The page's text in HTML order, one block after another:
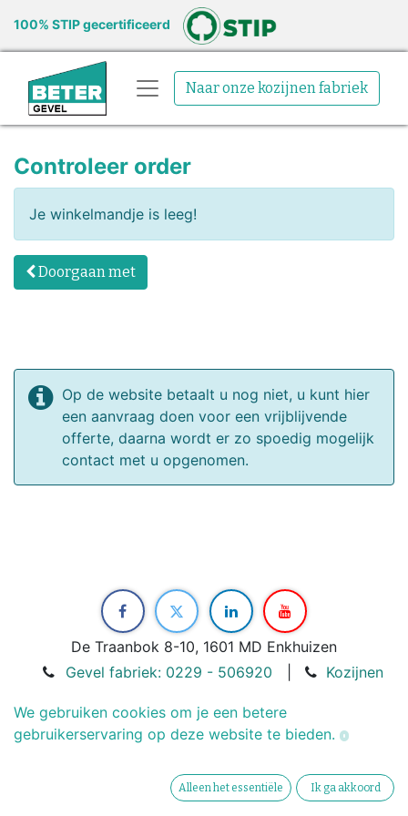
100% STIP gecertificeerd
Naar onze kozijnen fabriek
Controleer order
Je winkelmandje is leeg!
Doorgaan met
Op de website betaalt u nog niet, u kunt hier
een aanvraag doen voor een vrijblijvende
offerte, daarna wordt er zo spoedig mogelijk
contact met u opgenomen.
De Traanbok 8-10, 1601 MD Enkhuizen
Gevel fabriek: 0229 - 506920
Kozijnen
info@betergevel.nl
Copyright © BeterGevel
We gebruiken cookies om je een betere
gebruikerservaring op deze website te bieden.
Alleen het essentiële Ik ga akkoord